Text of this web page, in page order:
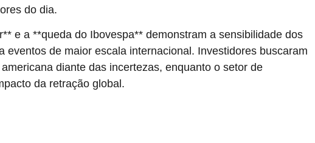
do dia.
e a **queda do Ibovespa** demonstram a sensibilidade dos
eventos de maior escala internacional. Investidores buscaram
diante das incertezas, enquanto o setor de
da retração global.